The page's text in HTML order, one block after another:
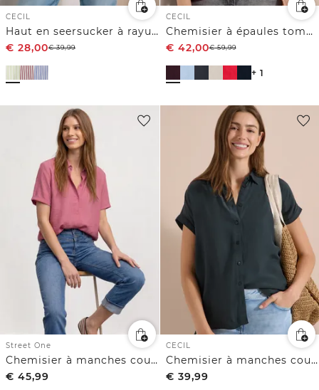
CECIL
Haut en seersucker à rayures
€ 28,00€39,99
CECIL
Chemisier à épaules tombantes en lin
€ 42,00€59,99
+ 1
Street One
Chemisier à manches courtes uni
€ 45,99
CECIL
Chemisier à manches courtes uni
€ 39,99